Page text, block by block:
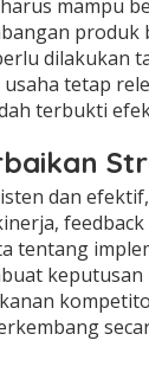
mampu
produk
dilakukan
tetap
terbukti
dan
feedback
tentang